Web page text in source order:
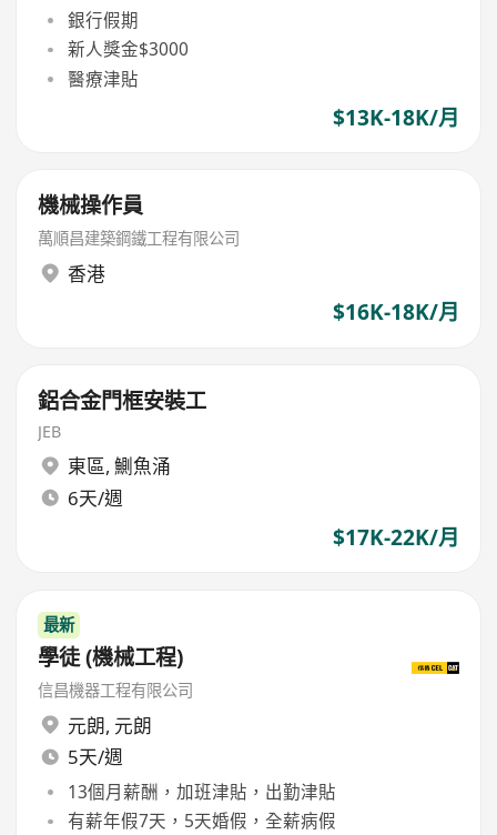
銀行假期
新人獎金$3000
醫療津貼
$13K-18K/月
機械操作員
萬順昌建築鋼鐵工程有限公司
香港
$16K-18K/月
鋁合金門框安裝工
JEB
東區, 鰂魚涌
6天/週
$17K-22K/月
最新
學徒 (機械工程)
信昌機器工程有限公司
元朗, 元朗
5天/週
13個月薪酬，加班津貼，出勤津貼
有薪年假7天，5天婚假，全薪病假